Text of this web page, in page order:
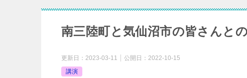
南三陸町と気仙沼市の皆さんと
更新日： 2023-03-11 公開日： 2022-10-15
講演